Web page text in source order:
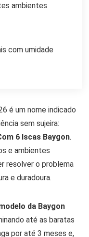
ambientes
com umidade
é um nome indicado
sem sujeira:
6 Iscas Baygon.
e ambientes
resolver o problema
e duradoura.
da Baygon
até as baratas
por até 3 meses e,